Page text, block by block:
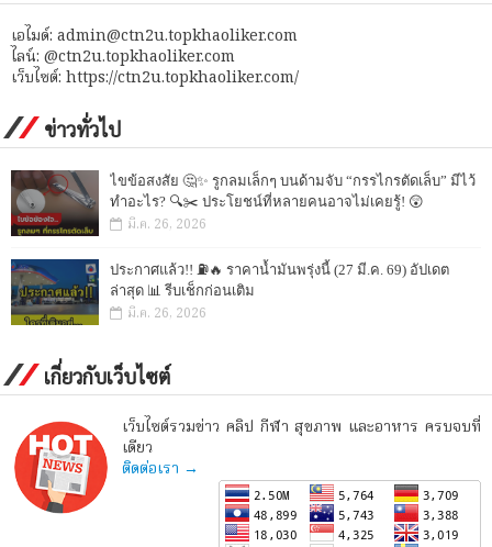
เอไมด์: admin@ctn2u.topkhaoliker.com
ไลน์: @ctn2u.topkhaoliker.com
เว็บไซต์: https://ctn2u.topkhaoliker.com/
ข่าวทั่วไป
ไขข้อสงสัย 🤔✨ รูกลมเล็กๆ บนด้ามจับ “กรรไกรตัดเล็บ” มีไว้
ทำอะไร? 🔍✂️ ประโยชน์ที่หลายคนอาจไม่เคยรู้! 😲
มี.ค. 26, 2026
ประกาศแล้ว!! ⛽🔥 ราคาน้ำมันพรุ่งนี้ (27 มี.ค. 69) อัปเดต
ล่าสุด 📊 รีบเช็กก่อนเติม
มี.ค. 26, 2026
เกี่ยวกับเว็บไซต์
เว็บไซต์รวมข่าว คลิป กีฬา สุขภาพ และอาหาร ครบจบที่
เดียว
ติดต่อเรา →